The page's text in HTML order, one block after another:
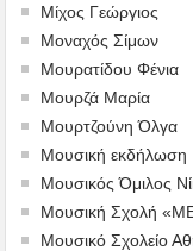
Μίχος Γεώργιος
Μοναχός Σίμων
Μουρατίδου Φένια
Μουρζά Μαρία
Μουρτζούνη Όλγα
Μουσική εκδήλωση
Μουσικός Όμιλος
Μουσική Σχολή
Μουσικό Σχολείο